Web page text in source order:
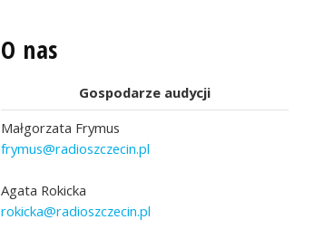
O nas
Gospodarze audycji
Małgorzata Frymus
frymus@radioszczecin.pl
Agata Rokicka
rokicka@radioszczecin.pl